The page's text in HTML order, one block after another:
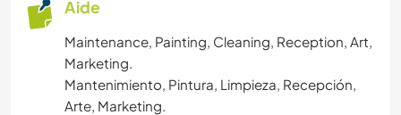
DANSE
YOGA / BIEN-ÊTRE
Aide
Maintenance, Painting, Cleaning, Reception, Art,
Marketing.
Mantenimiento, Pintura, Limpieza, Recepción,
Arte, Marketing.